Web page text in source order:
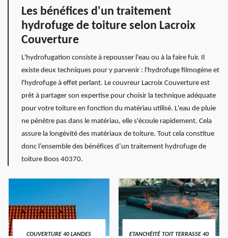
Les bénéfices d'un traitement
hydrofuge de toiture selon Lacroix
Couverture
L'hydrofugation consiste à repousser l'eau ou à la faire fuir. Il
existe deux techniques pour y parvenir : l'hydrofuge filmogène et
l'hydrofuge à effet perlant. Le couvreur Lacroix Couverture est
prêt à partager son expertise pour choisir la technique adéquate
pour votre toiture en fonction du matériau utilisé. L'eau de pluie
ne pénètre pas dans le matériau, elle s'écoule rapidement. Cela
assure la longévité des matériaux de toiture. Tout cela constitue
donc l’ensemble des bénéfices d’un traitement hydrofuge de
toiture Boos 40370.
COUVERTURE 40 LANDES ETANCHÉITÉ TOIT TERRASSE 40